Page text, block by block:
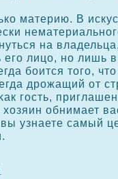
материю. В
на
его лицо, но лишь
боится того,
дрожащий от
гость,
обнимает
узнаете самый